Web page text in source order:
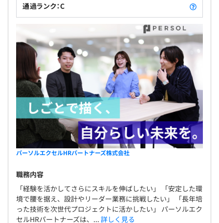
通過ランク：C
パーソルエクセルHRパートナーズ株式会社
職務内容
「経験を活かしてさらにスキルを伸ばしたい」 「安定した環
境で腰を据え、設計やリーダー業務に挑戦したい」 「長年培
った技術を次世代プロジェクトに活かしたい」 パーソルエク
セルHRパートナーズは、... 詳しく見る